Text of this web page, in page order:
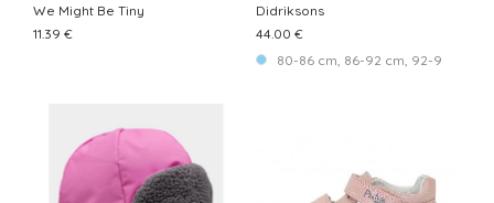
We Might Be Tiny
11.39 €
Didriksons
44.00 €
80-86 cm, 86-92 cm, 92-98 cm, 98-